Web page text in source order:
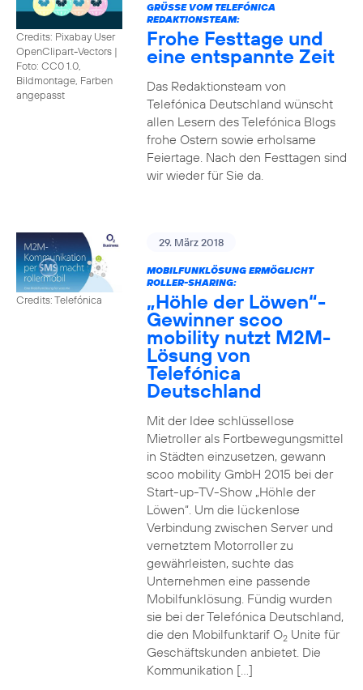
Credits: Pixabay User
OpenClipart-Vectors |
Foto: CC0 1.0,
Bildmontage, Farben
angepasst
GRÜSSE VOM TELEFÓNICA R
EDAKTIONSTEAM:
Frohe Festtage und
eine entspannte Zeit
Das Redaktionsteam von
Telefónica Deutschland wünscht
allen Lesern des Telefónica Blogs
frohe Ostern sowie erholsame
Feiertage. Nach den Festtagen sind
wir wieder für Sie da.
Credits: Telefónica
29. März 2018
MOBILFUNKLÖSUNG ERMÖGLICHT
ROLLER-SHARING:
„Höhle der Löwen“-
Gewinner scoo
mobility nutzt M2M-
Lösung von
Telefónica
Deutschland
Mit der Idee schlüssellose
Mietroller als Fortbewegungsmittel
in Städten einzusetzen, gewann
scoo mobility GmbH 2015 bei der
Start-up-TV-Show „Höhle der
Löwen“. Um die lückenlose
Verbindung zwischen Server und
vernetztem Motorroller zu
gewährleisten, suchte das
Unternehmen eine passende
Mobilfunklösung. Fündig wurden
sie bei der Telefónica Deutschland,
die den Mobilfunktarif O2Unite für
Geschäftskunden anbietet. Die
Kommunikation […]